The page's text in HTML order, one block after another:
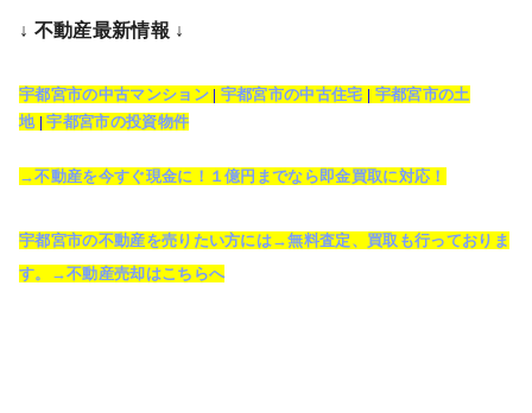
↓ 不動産最新情報 ↓
宇都宮市の中古マンション| 宇都宮市の中古住宅 | 宇都宮市の土
地|宇都宮市の投資物件
→不動産を今すぐ現金に！１億円までなら即金買取に対応！
宇都宮市の不動産を売りたい方には→無料査定、買取も行っておりま
す。→不動産売却はこちらへ